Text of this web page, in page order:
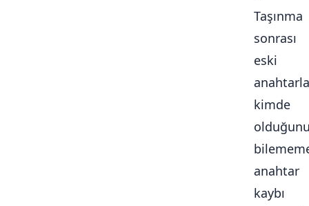
Taşınma
sonrası
eski
kimde
anahtar
kaybı